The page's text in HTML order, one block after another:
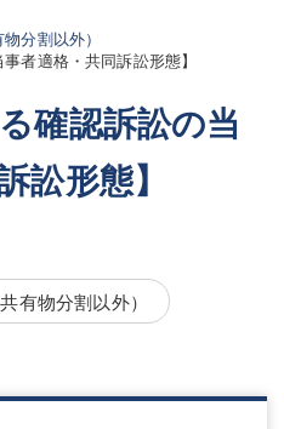
分割以外）
者適格・共同訴訟形態】
確認訴訟の当
訟形態】
有物分割以外）